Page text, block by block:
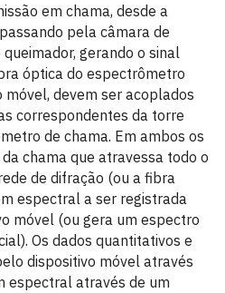
em chama, desde a
pela câmara de
gerando o sinal
óptica do espectrômetro
devem ser acoplados
correspondentes da torre
de chama. Em ambos os
chama que atravessa todo o
de difração (ou a fibra
espectral a ser registrada
móvel (ou gera um espectro
Os dados quantitativos e
dispositivo móvel através
espectral através de um